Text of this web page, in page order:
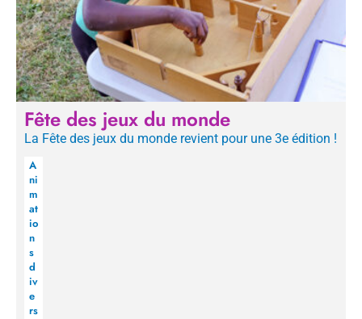
Fête des jeux du monde
La Fête des jeux du monde revient pour une 3e édition !
A
ni
m
at
io
n
s
d
iv
e
rs